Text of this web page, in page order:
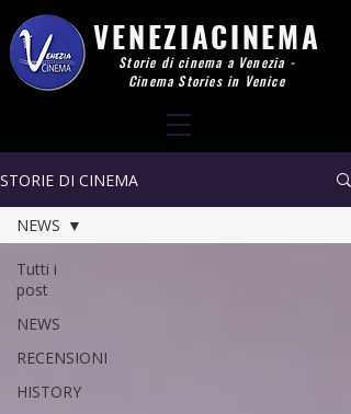
Storie di cinema a Venezia -
Cinema Stories in Venice
VENEZIACINEMA
STORIE DI CINEMA
Tutti i
post
NEWS
RECENSIONI
HISTORY
NEWS